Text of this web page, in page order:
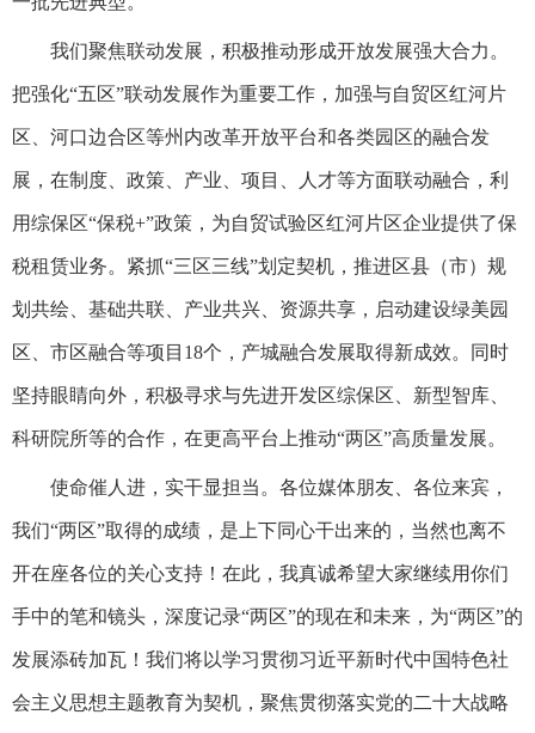
我们聚焦联动发展，积极推动形成开放发展强大合力。
把强化“五区”联动发展作为重要工作，加强与自贸区红河片
区、河口边合区等州内改革开放平台和各类园区的融合发
展，在制度、政策、产业、项目、人才等方面联动融合，利
用综保区“保税+”政策，为自贸试验区红河片区企业提供了保
税租赁业务。紧抓“三区三线”划定契机，推进区县（市）规
划共绘、基础共联、产业共兴、资源共享，启动建设绿美园
区、市区融合等项目18个，产城融合发展取得新成效。同时
坚持眼睛向外，积极寻求与先进开发区综保区、新型智库、
科研院所等的合作，在更高平台上推动“两区”高质量发展。
使命催人进，实干显担当。各位媒体朋友、各位来宾，
我们“两区”取得的成绩，是上下同心干出来的，当然也离不
开在座各位的关心支持！在此，我真诚希望大家继续用你们
手中的笔和镜头，深度记录“两区”的现在和未来，为“两区”的
发展添砖加瓦！我们将以学习贯彻习近平新时代中国特色社
会主义思想主题教育为契机，聚焦贯彻落实党的二十大战略